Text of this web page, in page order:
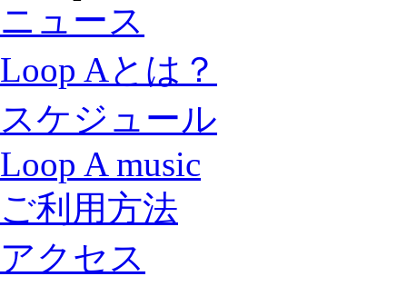
ニュース
Loop Aとは？
スケジュール
Loop A music
ご利用方法
アクセス